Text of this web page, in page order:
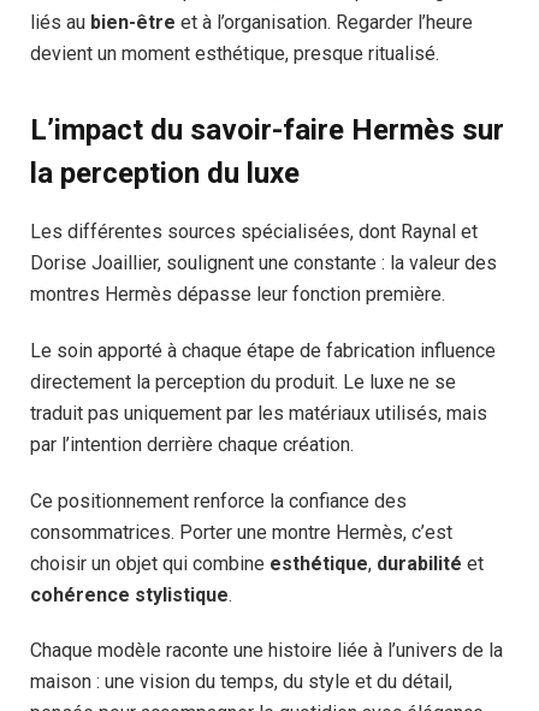
liés au bien-être et à l’organisation. Regarder l’heure
devient un moment esthétique, presque ritualisé.
L’impact du savoir-faire Hermès sur
la perception du luxe
Les différentes sources spécialisées, dont Raynal et
Dorise Joaillier, soulignent une constante : la valeur des
montres Hermès dépasse leur fonction première.
Le soin apporté à chaque étape de fabrication influence
directement la perception du produit. Le luxe ne se
traduit pas uniquement par les matériaux utilisés, mais
par l’intention derrière chaque création.
Ce positionnement renforce la confiance des
consommatrices. Porter une montre Hermès, c’est
choisir un objet qui combine esthétique, durabilité et
cohérence stylistique.
Chaque modèle raconte une histoire liée à l’univers de la
maison : une vision du temps, du style et du détail,